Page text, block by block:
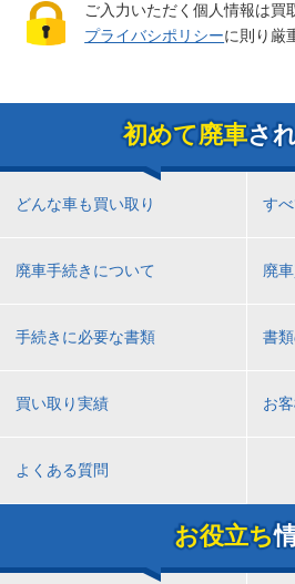
ご入力いただく個人情報は買
プライバシポリシーに則り厳
初めて廃車さ
どんな車も買い取り す
廃車手続きについて 廃
手続きに必要な書類 書
買い取り実績 お
よくある質問
お役立ち